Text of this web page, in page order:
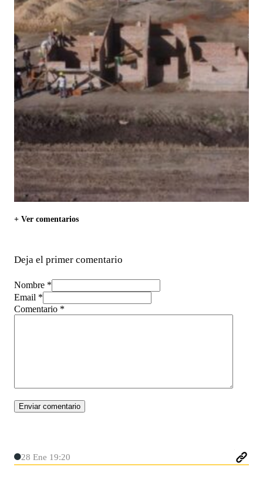
+ Ver comentarios
Deja el primer comentario
Nombre *
Email *
Comentario *
28 Ene 19:20